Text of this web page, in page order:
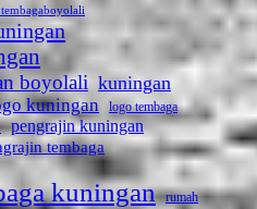
boyolali kuningan
kuningan logo tembaga
pengrajin kuningan
tembaga
kuningan rumah